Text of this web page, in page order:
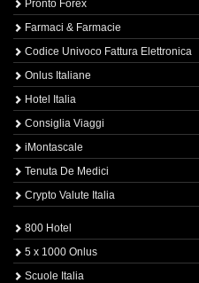
Pronto Forex
Farmaci & Farmacie
Codice Univoco Fattura Elettronica
Onlus Italiane
Hotel Italia
Consiglia Viaggi
iMontascale
Tenuta De Medici
Crypto Valute Italia
800 Hotel
5 x 1000 Onlus
Scuole Italia